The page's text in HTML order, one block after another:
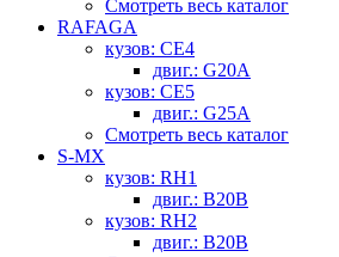
Смотреть весь каталог
RAFAGA
кузов: CE4
двиг.: G20A
кузов: CE5
двиг.: G25A
Смотреть весь каталог
S-MX
кузов: RH1
двиг.: B20B
кузов: RH2
двиг.: B20B